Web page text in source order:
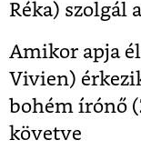
Réka) szolgál
Amikor apja
Vivien)
bohém írónő
követve